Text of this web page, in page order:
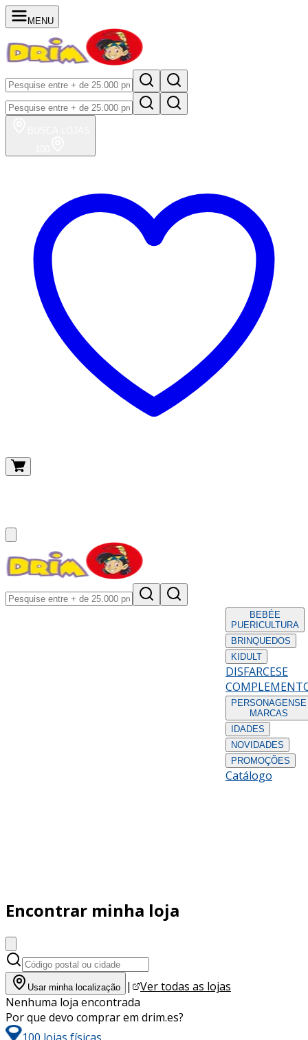
MENU
BEBÉE
PUERICULTURA
BRINQUEDOS
KIDULT
DISFARCESE
PERSONAGENS E
MARCAS
IDADES
NOVIDADES
PROMOÇÕES
Catálogo
Encontrar minha loja
Usar minha localização |
Ver todas as lojas
Nenhuma loja encontrada
Por que devo comprar em drim.es?